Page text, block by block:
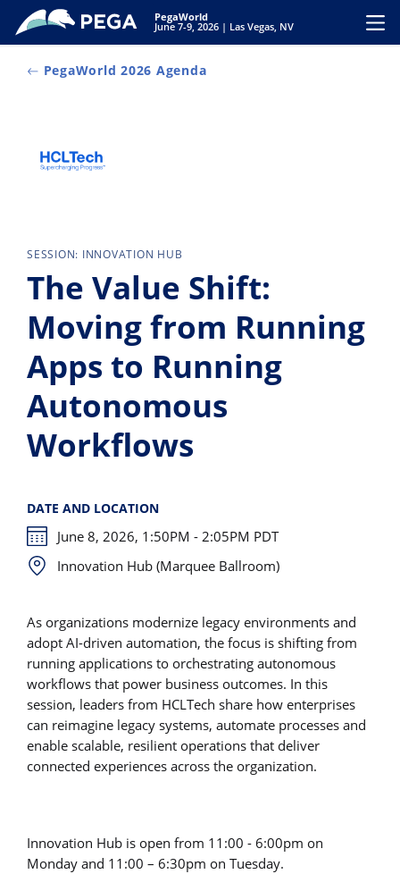
Ir al contenido principalPegaWorld
June 7-9, 2026 | Las Vegas, NV
PegaWorld 2026 Agenda
SESSION: INNOVATION HUB
The Value Shift:
Moving from Running
Apps to Running
Autonomous
Workflows
DATE AND LOCATION
June 8, 2026, 1:50PM - 2:05PM PDT
Innovation Hub (Marquee Ballroom)
As organizations modernize legacy environments and
adopt AI-driven automation, the focus is shifting from
running applications to orchestrating autonomous
workflows that power business outcomes. In this
session, leaders from HCLTech share how enterprises
can reimagine legacy systems, automate processes and
enable scalable, resilient operations that deliver
connected experiences across the organization.
Innovation Hub is open from 11:00 - 6:00pm on
Monday and 11:00 – 6:30pm on Tuesday.